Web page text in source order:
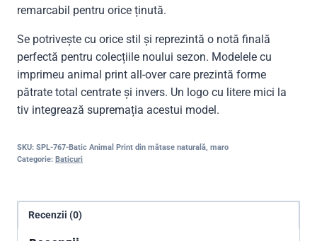
remarcabil pentru orice ținută.
Se potrivește cu orice stil și reprezintă o notă finală
perfectă pentru colecțiile noului sezon. Modelele cu
imprimeu animal print all-over care prezintă forme
pătrate total centrate și invers. Un logo cu litere mici la
tiv integrează supremația acestui model.
SKU: SPL-767-Batic Animal Print din mătase naturală, maro
Categorie: Baticuri
Recenzii (0)